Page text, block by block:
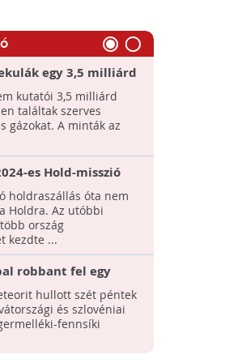
egy 3,5 milliárd
kutatói 3,5 milliárd
találtak szerves
gázokat. A minták az
es Hold-misszió
holdraszállás óta nem
Holdra. Az utóbbi
ország
kezdte ...
robbant fel egy
felett
hullott szét péntek
és szlovéniai
fennsíki